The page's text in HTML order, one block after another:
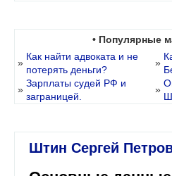
• Популярные
»
Как найти адвоката и не
потерять деньги?
»
»
Зарплаты судей РФ и
заграницей.
»
Штин Сергей